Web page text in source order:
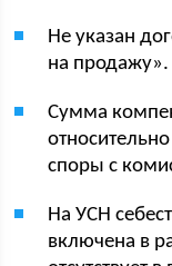
Не указан
на продажу».
Сумма
споры с
На УСН
включена в